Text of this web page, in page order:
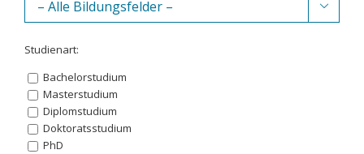

Studienart:
Bachelorstudium
Masterstudium
Diplomstudium
Doktoratsstudium
PhD